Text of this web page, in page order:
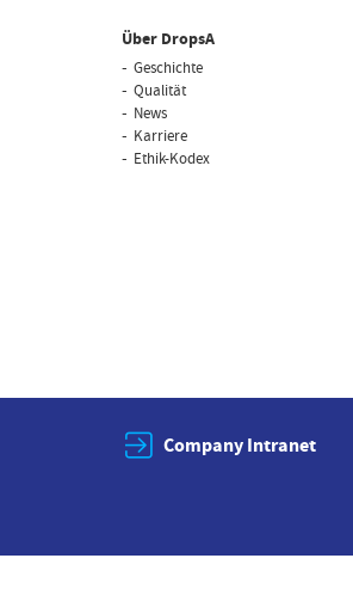
Über DropsA
Geschichte
Qualität
News
Karriere
Ethik-Kodex
Company Intranet